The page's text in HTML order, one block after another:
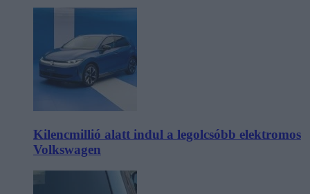
Kilencmillió alatt indul a legolcsóbb elektromos
Volkswagen